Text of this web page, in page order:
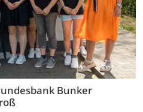
Bunker